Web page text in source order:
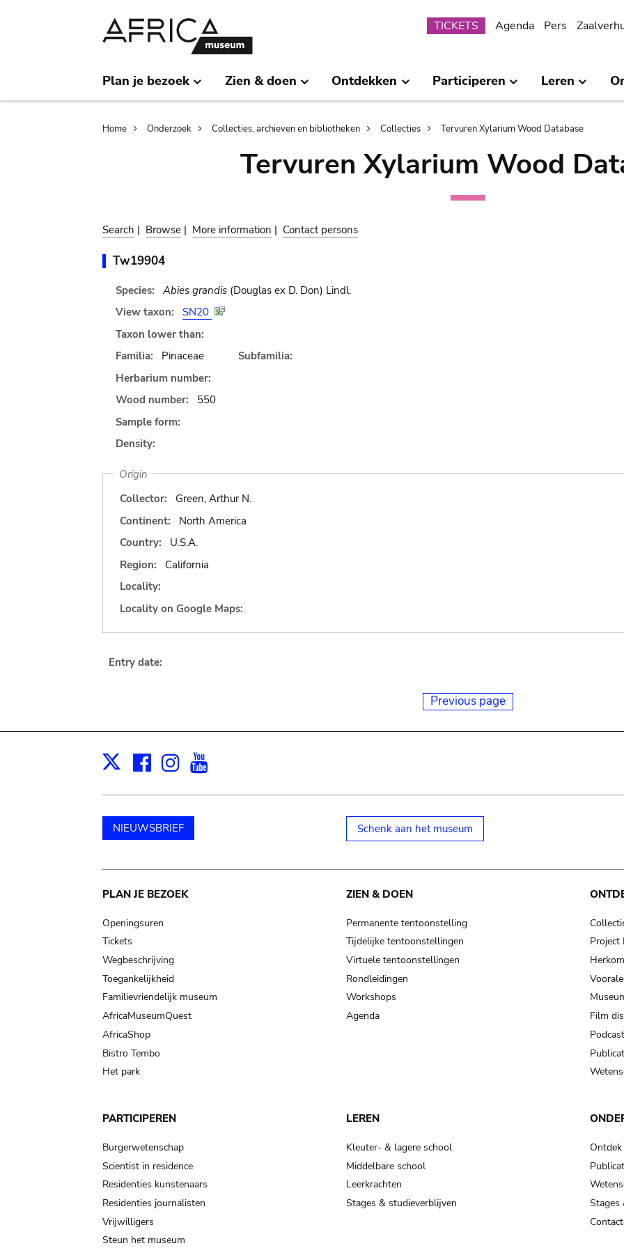
Submenu
TICKETS Agenda Pers
Plan je bezoek Zien & doen Ontdekken Participeren Leren
Breadcrumb
Home Onderzoek Collecties, archieven en bibliotheken Collecties Tervuren Xylarium Wood Database
Tervuren Xylarium Wood
Search | Browse | More information | Contact persons
Tw19904
Species: Abies grandis(Douglas ex D. Don) Lindl.
View taxon:
SN20
Taxon lower than:
Familia:
Pinaceae
Subfamilia:
Herbarium number:
Wood number:
550
Sample form:
Density:
Origin
Collector:
Green, Arthur N.
Continent:
North America
Country:
U.S.A.
Region:
California
Locality:
Locality on Google Maps:
Entry date:
Previous page
X Facebook
Instagram
NIEUWSBRIEF Schenk aan het museum
Main
navigation
PLAN JE BEZOEK
Openingsuren
Tickets
Wegbeschrijving
Toegankelijkheid
Familievriendelijk museum
AfricaMuseumQuest
AfricaShop
Bistro Tembo
Het park
ZIEN & DOEN
Permanente tentoonstelling
Tijdelijke tentoonstellingen
Virtuele tentoonstellingen
Rondleidingen
Workshops
Agenda
Project
Film
PARTICIPEREN
Burgerwetenschap
Scientist in residence
Residenties kunstenaars
Residenties journalisten
Vrijwilligers
Steun het museum
LEREN
Kleuter- & lagere school
Middelbare school
Leerkrachten
Stages & studieverblijven
Stages